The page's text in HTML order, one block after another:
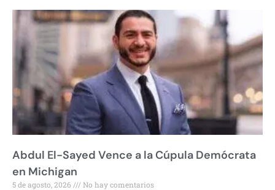
Abdul El-Sayed Vence a la Cúpula Demócrata
en Michigan
5 de agosto, 2026 No hay comentarios